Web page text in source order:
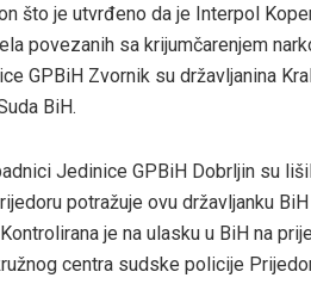
što je utvrđeno da je Interpol
povezanih sa krijumčarenjem
GPBiH Zvornik su državljanina
BiH.
Jedinice GPBiH Dobrljin su
potražuje ovu državljanku
je na ulasku u BiH na
centra sudske policije